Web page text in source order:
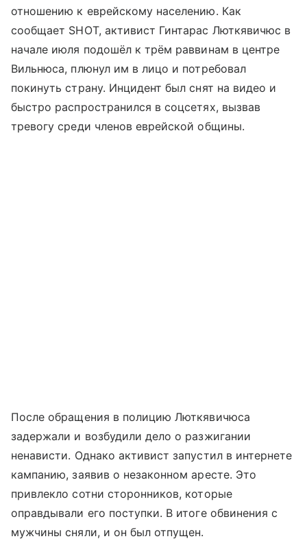
отношению к еврейскому населению. Как
сообщает SHOT, активист Гинтарас Люткявичюс в
начале июля подошёл к трём раввинам в центре
Вильнюса, плюнул им в лицо и потребовал
покинуть страну. Инцидент был снят на видео и
быстро распространился в соцсетях, вызвав
тревогу среди членов еврейской общины.
После обращения в полицию Люткявичюса
задержали и возбудили дело о разжигании
ненависти. Однако активист запустил в интернете
кампанию, заявив о незаконном аресте. Это
привлекло сотни сторонников, которые
оправдывали его поступки. В итоге обвинения с
мужчины сняли, и он был отпущен.